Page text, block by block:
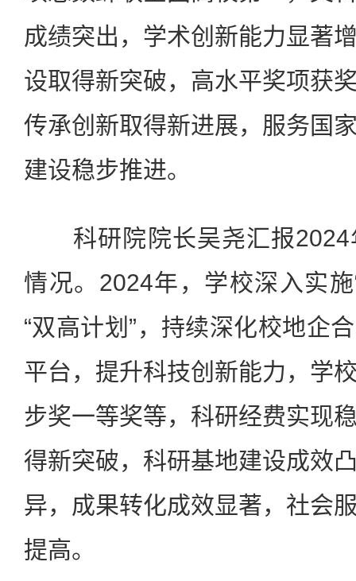
成绩突出，学术创新能力显著
设取得新突破，高水平奖项获
传承创新取得新进展，服务国
建设稳步推进。
科研院院长吴尧汇报2024
情况。2024年，学校深入实
“双高计划”，持续深化校地企
平台，提升科技创新能力，学
步奖一等奖等，科研经费实现
得新突破，科研基地建设成效
异，成果转化成效显著，社会
提高。